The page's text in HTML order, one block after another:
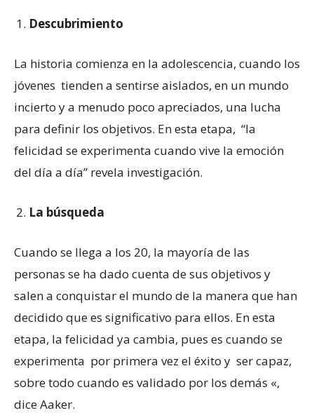
Descubrimiento
La historia comienza en la adolescencia, cuando los
jóvenes tienden a sentirse aislados, en un mundo
incierto y a menudo poco apreciados, una lucha
para definir los objetivos. En esta etapa, “la
felicidad se experimenta cuando vive la emoción
del día a día” revela investigación.
La búsqueda
Cuando se llega a los 20, la mayoría de las
personas se ha dado cuenta de sus objetivos y
salen a conquistar el mundo de la manera que han
decidido que es significativo para ellos. En esta
etapa, la felicidad ya cambia, pues es cuando se
experimenta por primera vez el éxito y ser capaz,
sobre todo cuando es validado por los demás «,
dice Aaker.